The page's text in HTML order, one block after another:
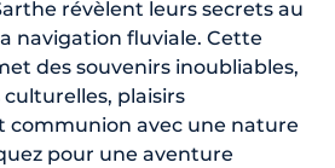
révèlent leurs secrets au
navigation fluviale. Cette
des souvenirs inoubliables,
plaisirs
communion avec une nature
pour une aventure